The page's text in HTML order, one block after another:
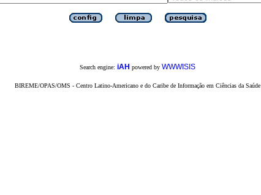
Search engine: iAH powered by WWWISIS
BIREME/OPAS/OMS - Centro Latino-Americano e do Caribe de Informação em Ciências da Saúde